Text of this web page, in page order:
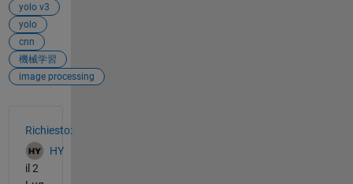
yolo v3
yolo
cnn
機械学習
image processing
Richiesto:
HY
il 2